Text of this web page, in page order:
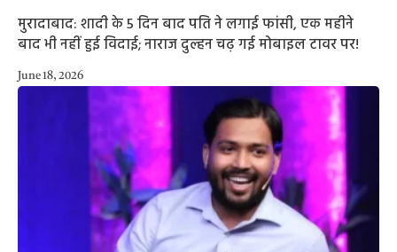
मुरादाबाद: शादी के 5 दिन बाद पति ने लगाई फांसी, एक महीने
बाद भी नहीं हुई विदाई; नाराज दुल्हन चढ़ गई मोबाइल टावर पर!
June 18, 2026